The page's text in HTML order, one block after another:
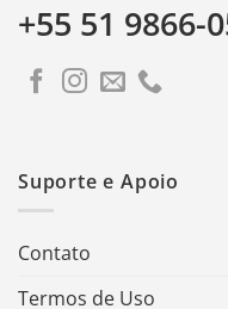
+55 51 9866-
Suporte e Apoio
Contato
Termos de Uso